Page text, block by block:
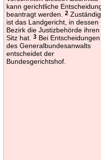
kann gerichtliche
beantragt werden.
2Zuständig
ist das Landgericht, in dessen
Bezirk die Justizbehörde ihren
Sitz hat.
3Bei Entscheidungen
des Generalbundesanwalts
entscheidet der
Bundesgerichtshof.